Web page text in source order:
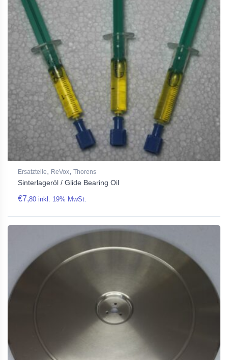
Ersatzteile, ReVox, Thorens
Sinterlageröl / Glide Bearing Oil
€7,80 inkl. 19% MwSt.